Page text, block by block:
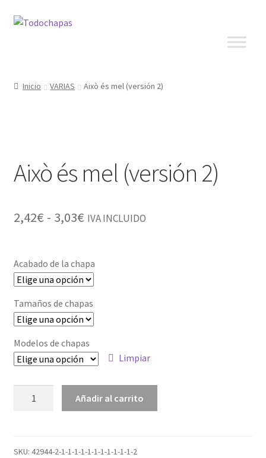
Inicio VARIAS Això és mel (versión 2)
Això és mel (versión 2)
2,42€ - 3,03€ IVA INCLUIDO
Acabado de la chapa
Tamaños de chapas
Modelos de chapas
Limpiar
Añadir al carrito
SKU: 42944-2-1-1-1-1-1-1-1-1-1-1-1-2